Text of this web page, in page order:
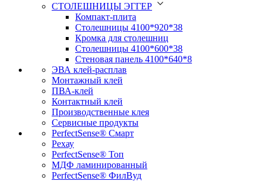
СТОЛЕШНИЦЫ ЭГГЕР
Компакт-плита
Столешницы 4100*920*38
Кромка для столешниц
Столешницы 4100*600*38
Стеновая панель 4100*640*8
ЭВА клей-расплав
Монтажный клей
ПВА-клей
Контактный клей
Производственные клея
Сервисные продукты
PerfectSense® Смарт
Рехау
PerfectSense® Топ
МДФ ламинированный
PerfectSense® ФилВуд